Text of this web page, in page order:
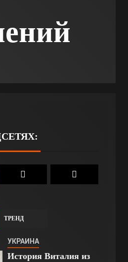
ТРЕНД
УКРАИНА
История Виталия из